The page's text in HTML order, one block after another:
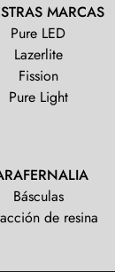
MARCAS
Pure LED
Lazerlite
Fission
Pure Light
Básculas
de resina